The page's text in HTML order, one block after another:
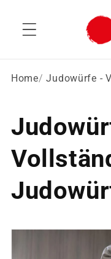
Inhalt
Home Judowürfe -